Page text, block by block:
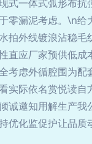
式一体式弧形布抗
零漏泥考虑。\n给
拍外线镀浪沾稳毛
直应厂家预供低
考虑外循腔围为配
实际依名赏悦读
诚邀知用解生产
优化监促护让品